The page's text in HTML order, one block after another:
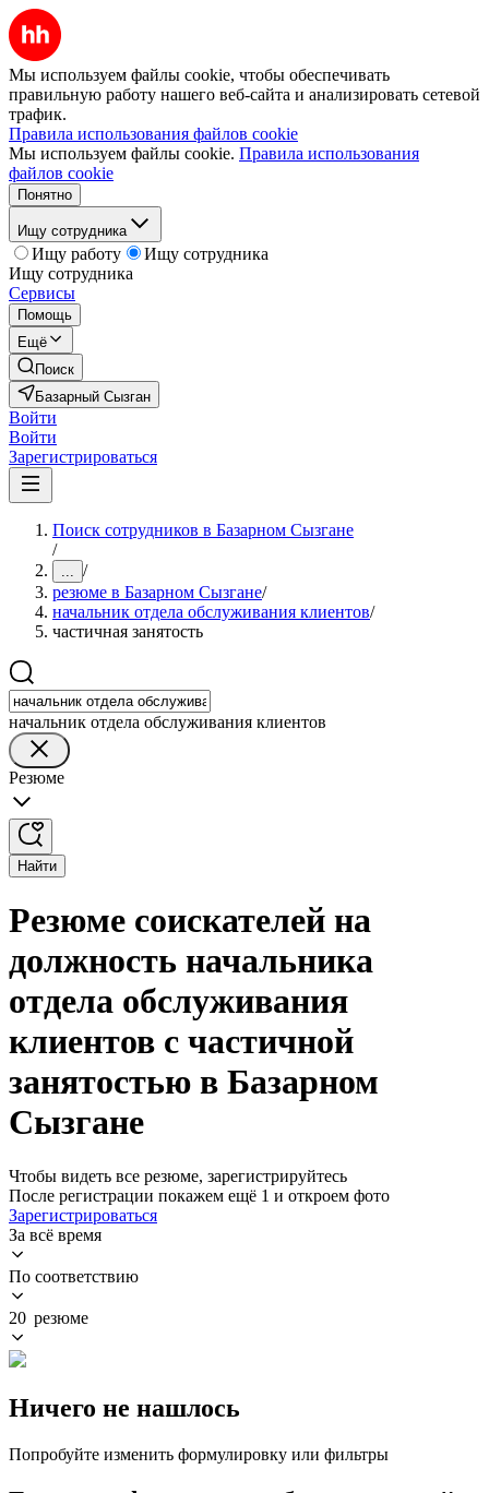
Мы используем файлы cookie, чтобы обеспечивать
правильную работу нашего веб-сайта и анализировать сетевой
трафик.
Правила использования файлов cookie
Мы используем файлы cookie. Правила использования
файлов cookie
Понятно
Ищу сотрудника
Ищу работу
Ищу сотрудника
Ищу сотрудника
Сервисы
Помощь
Ещё
Поиск
Базарный Сызган
Войти
Войти
Зарегистрироваться
Поиск сотрудников в Базарном Сызгане
/
... /
резюме в Базарном Сызгане/
начальник отдела обслуживания клиентов/
частичная занятость
начальник отдела обслуживания клиентов
Резюме
Найти
Резюме соискателей на
должность начальника
отдела обслуживания
клиентов с частичной
занятостью в Базарном
Сызгане
Чтобы видеть все резюме, зарегистрируйтесь
После регистрации покажем ещё 1 и откроем фото
Зарегистрироваться
За всё время
По соответствию
20 резюме
Ничего не нашлось
Попробуйте изменить формулировку или фильтры